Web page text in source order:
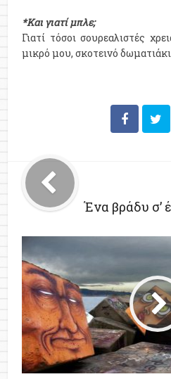
*Και γιατί μπλε;
Γιατί τόσοι σουρεαλιστές
μικρό μου, σκοτεινό
Ένα βράδυ σ’